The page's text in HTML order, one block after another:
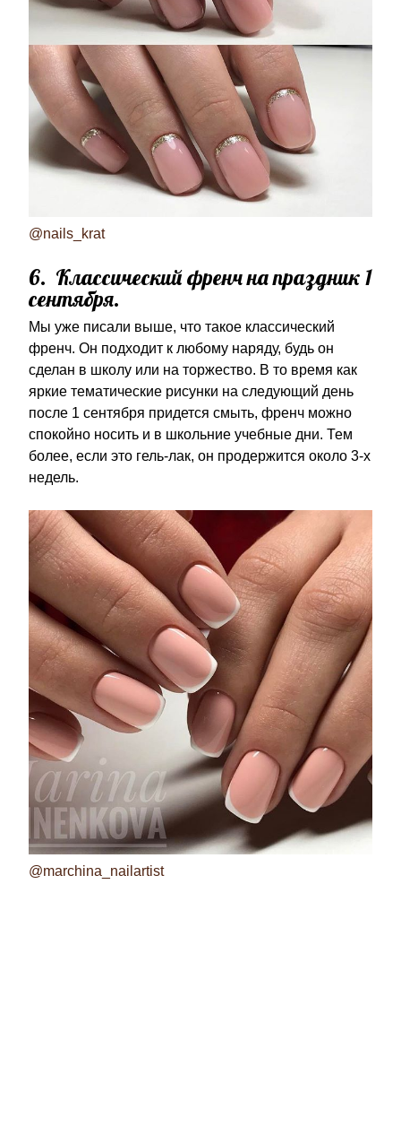
@nails_krat
6. Классический френч на праздник 1
сентября.
Мы уже писали выше, что такое классический
френч. Он подходит к любому наряду, будь он
сделан в школу или на торжество. В то время как
яркие тематические рисунки на следующий день
после 1 сентября придется смыть, френч можно
спокойно носить и в школьние учебные дни. Тем
более, если это гель-лак, он продержится около 3-х
недель.
@marchina_nailartist